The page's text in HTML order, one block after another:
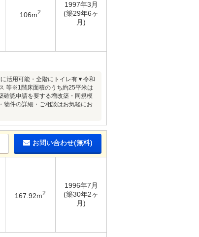
106m2
1997年3月
(築29年6ヶ
月)
活用可能・全階にトイレ有▼令和
等※1階床面積のうち約25平米は
認申請を要する増改築・同規模
件の詳細・ご相談はお気軽にお
お問い合わせ(無料)
167.92m2
1996年7月
(築30年2ヶ
月)